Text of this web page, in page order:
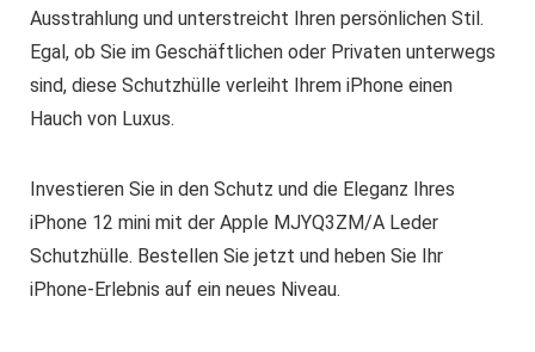
Ausstrahlung und unterstreicht Ihren persönlichen Stil.
Egal, ob Sie im Geschäftlichen oder Privaten unterwegs
sind, diese Schutzhülle verleiht Ihrem iPhone einen
Hauch von Luxus.
Investieren Sie in den Schutz und die Eleganz Ihres
iPhone 12 mini mit der Apple MJYQ3ZM/A Leder
Schutzhülle. Bestellen Sie jetzt und heben Sie Ihr
iPhone-Erlebnis auf ein neues Niveau.